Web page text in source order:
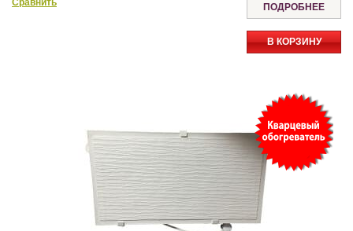
Сравнить ПОДРОБНЕЕ
В КОРЗИНУ